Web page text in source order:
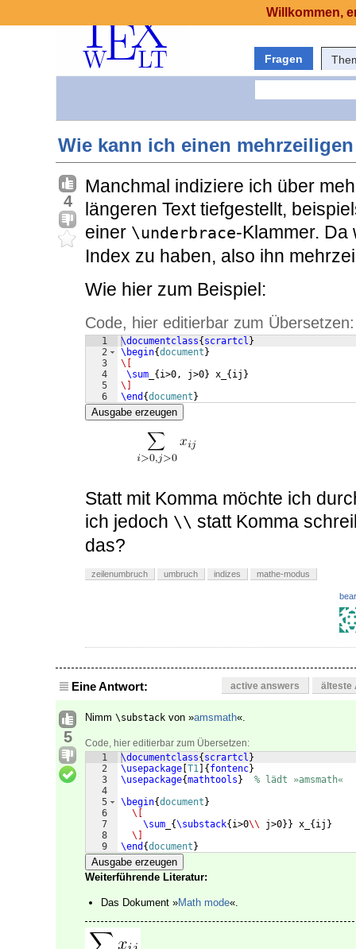
Fragen
Wie kann ich einen
4
Manchmal indiziere ich über
längeren Text tiefgestellt,
einer \underbrace-Klammer. Da
Index zu haben, also ihn
Wie hier zum Beispiel:
Code, hier editierbar zum Übersetzen:
1
2
3
4
5
6
\documentclass{ scrartcl }
\begin{document }
\[
\sum { i>0, j>0} x_ { ij }
\]
\end {document }
Ausgabe erzeugen
Statt mit Komma möchte ich
ich jedoch \\ statt Komma
das?
zeilenumbruch umbruch indizes mathe-modus
Eine Antwort: active answers älteste
5
Nimm \substack von »amsmath«.
Code, hier editierbar zum Übersetzen:
1
2
3
4
5
6
7
8
9
\documentclass{ scrartcl }
\usepackage T1 { fontenc}
\usepackage{mathtools }
% lädt »amsmath«
\begin{document }
\[
\sum {\substack{ i>0\\ j>0}} x_ { ij }
\]
\end {document }
Ausgabe erzeugen
Weiterführende Literatur:
Das Dokument »Math mode«.
Willkommen,